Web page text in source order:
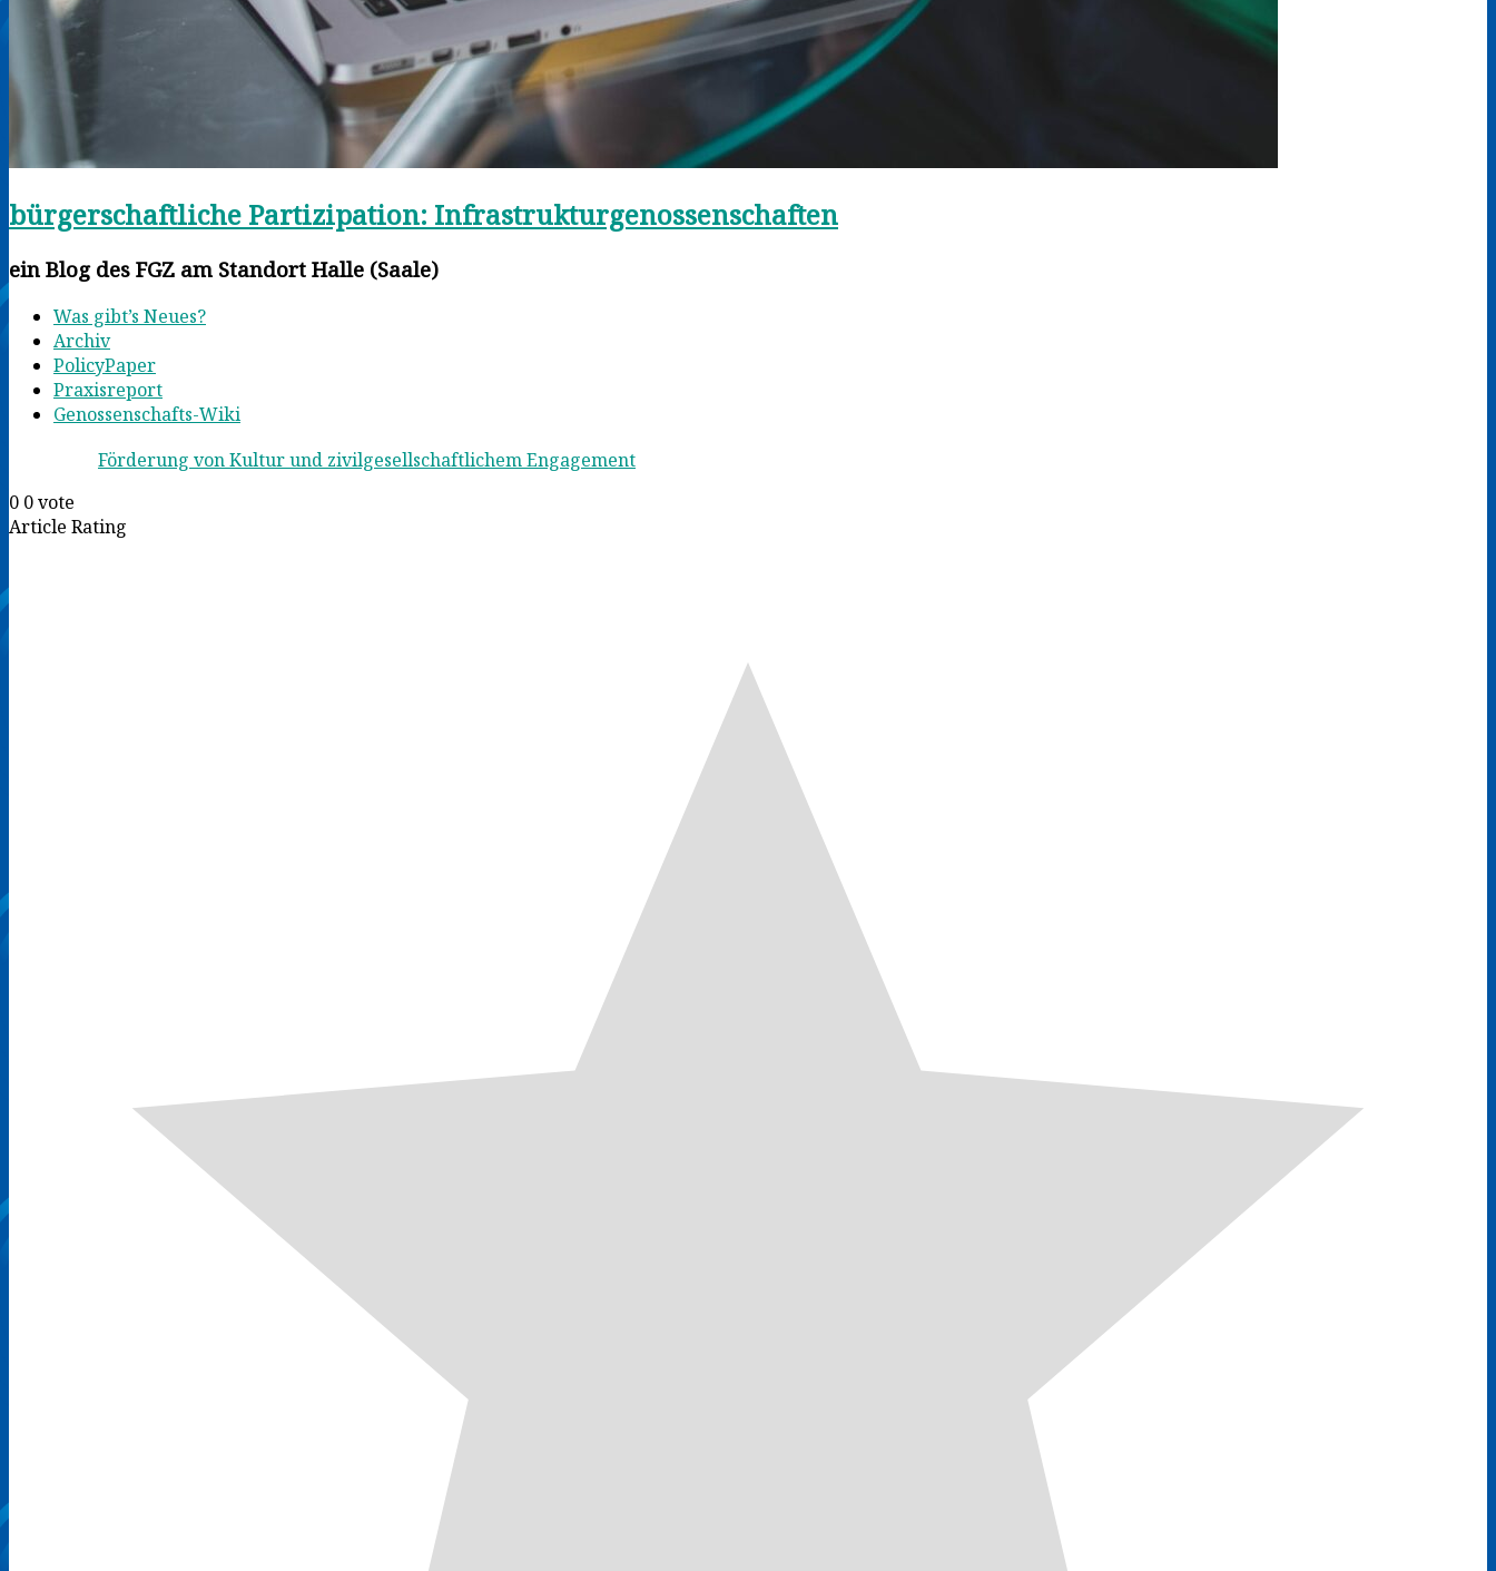
bürgerschaftliche Partizipation: Infrastrukturgenossenschaften
ein Blog des FGZ am Standort Halle (Saale)
Was gibt’s Neues?
Archiv
PolicyPaper
Praxisreport
Genossenschafts-Wiki
Förderung von Kultur und zivilgesellschaftlichem Engagement
0 0vote
Article Rating